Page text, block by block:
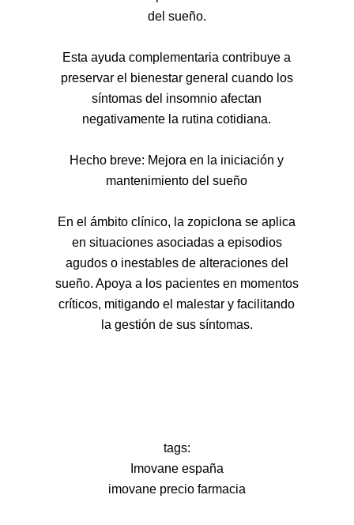
del sueño.
Esta ayuda complementaria contribuye a
preservar el bienestar general cuando los
síntomas del insomnio afectan
negativamente la rutina cotidiana.
Hecho breve: Mejora en la iniciación y
mantenimiento del sueño
En el ámbito clínico, la zopiclona se aplica
en situaciones asociadas a episodios
agudos o inestables de alteraciones del
sueño. Apoya a los pacientes en momentos
críticos, mitigando el malestar y facilitando
la gestión de sus síntomas.
tags:
Imovane españa
imovane precio farmacia